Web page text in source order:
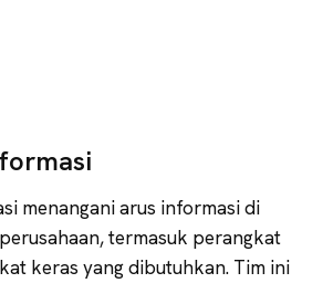
menangani arus informasi di
termasuk perangkat
keras yang dibutuhkan. Tim ini